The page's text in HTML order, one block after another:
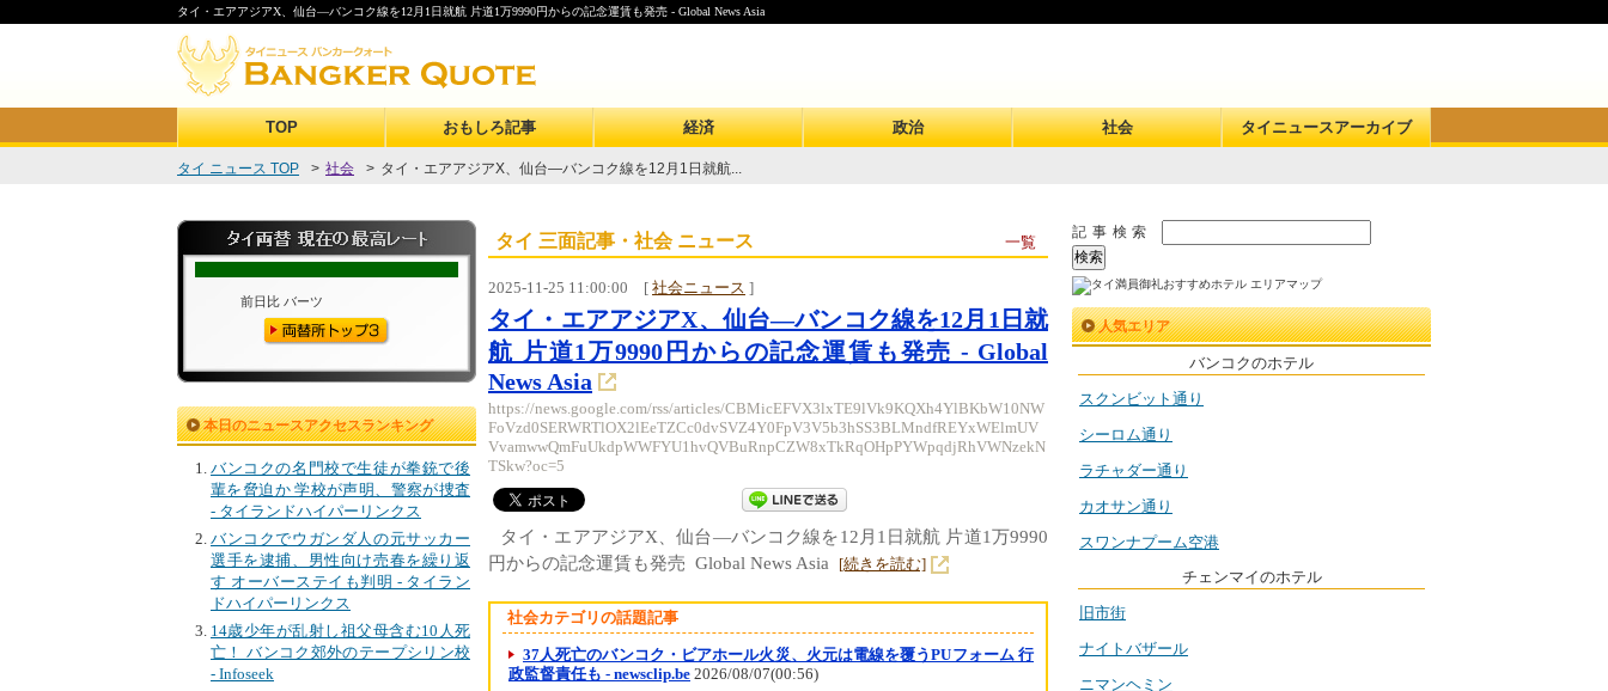
タイ・エアアジアX、仙台—バンコク線を12月1日就航 片道1万9990円からの記念運賃も発売 - Global News Asia
TOP おもしろ記事 経済 政治 社会 タイニュースアーカイブ
タイ ニュース TOP > 社会 > タイ・エアアジアX、仙台—バンコク線を12月1日就航...
本日のニュースアクセスランキング
バンコクの名門校で生徒が拳銃で後
輩を脅迫か 学校が声明、警察が捜査
- タイランドハイパーリンクス
バンコクでウガンダ人の元サッカー
選手を逮捕、男性向け売春を繰り返
す オーバーステイも判明 - タイラン
ドハイパーリンクス
14歳少年が乱射し祖父母含む10人死
亡！ バンコク郊外のテープシリン校
- Infoseek
タイ 三面記事・社会 ニュース 一覧
2025-11-25 11:00:00 [ 社会ニュース ]
タイ・エアアジアX、仙台—バンコク線を12月1日就
航 片道1万9990円からの記念運賃も発売 - Global
News Asia
https://news.google.com/rss/articles/CBMicEFVX3lxTE9lVk9KQXh4YlBKbW10NW
FoVzd0SERWRTlOX2lEeTZCc0dvSVZ4Y0FpV3V5b3hSS3BLMndfREYxWElmUV
VvamwwQmFuUkdpWWFYU1hvQVBuRnpCZW8xTkRqOHpPYWpqdjRhVWNzekN
TSkw?oc=5
タイ・エアアジアX、仙台—バンコク線を12月1日就航 片道1万9990
円からの記念運賃も発売 Global News Asia [続きを読む]
社会カテゴリの話題記事
37人死亡のバンコク・ビアホール火災、火元は電線を覆うPUフォーム 行
政監督責任も - newsclip.be 2026/08/07(00:56)
記事検索